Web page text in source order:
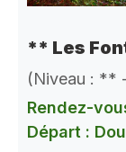
** Les
(Niveau : **
Rendez-
Départ :